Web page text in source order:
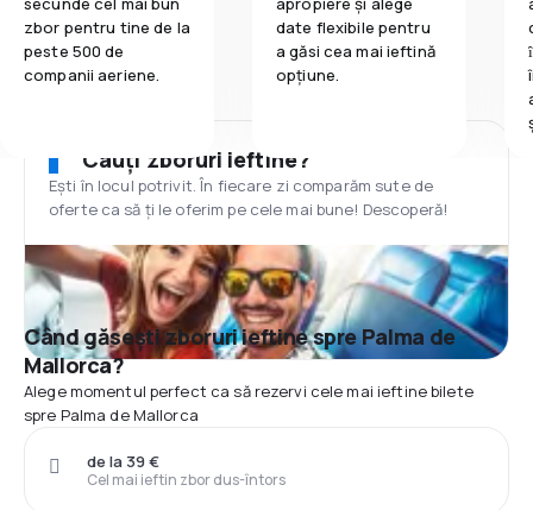
zbor pentru tine de la
peste 500 de
companii aeriene.
date flexibile pentru
a găsi cea mai ieftină
opțiune.
Cauți zboruri ieftine?
Ești în locul potrivit. În fiecare zi comparăm sute de
oferte ca să ți le oferim pe cele mai bune! Descoperă!
Când găsești zboruri ieftine spre Palma de
Mallorca?
Alege momentul perfect ca să rezervi cele mai ieftine bilete
spre Palma de Mallorca
Cel mai ieftin zbor dus-întors
de la 39 €